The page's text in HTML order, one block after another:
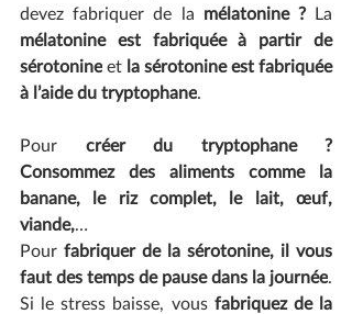
devez fabriquer de la mélatonine ?
mélatonine est fabriquée à partir de
sérotonine et la sérotonine est fabriquée
à l’aide du tryptophane
Pour créer du tryptophane ?
Consommez des aliments comme la
banane, le riz complet, le lait, œuf,
viande,
Pour fabriquer de la sérotonine, il vous
faut des temps de pause dans la journée
Si le stress baisse, vous fabriquez de la